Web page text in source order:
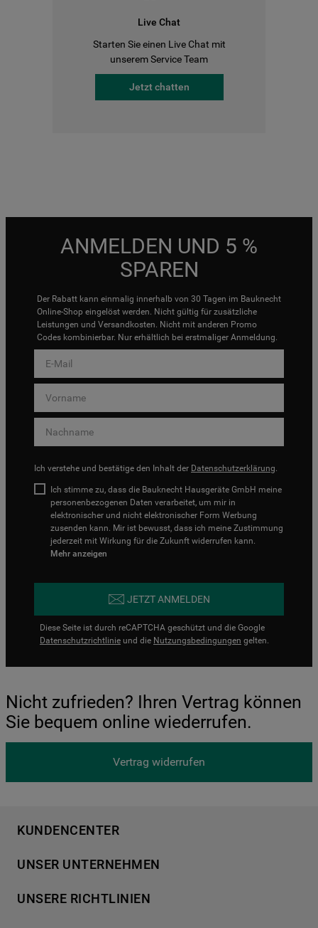
Live Chat
Starten Sie einen Live Chat mit
unserem Service Team
Jetzt chatten
ANMELDEN UND 5 %
SPAREN
Der Rabatt kann einmalig innerhalb von 30 Tagen im Bauknecht
Online-Shop eingelöst werden. Nicht gültig für zusätzliche
Leistungen und Versandkosten. Nicht mit anderen Promo
Codes kombinierbar. Nur erhältlich bei erstmaliger Anmeldung.
Ich verstehe und bestätige den Inhalt der Datenschutzerklärung.
Ich stimme zu, dass die Bauknecht Hausgeräte GmbH meine
personenbezogenen Daten verarbeitet, um mir in
elektronischer und nicht elektronischer Form Werbung
zusenden kann. Mir ist bewusst, dass ich meine Zustimmung
jederzeit mit Wirkung für die Zukunft widerrufen kann.
Mehr anzeigen
JETZT ANMELDEN
Diese Seite ist durch reCAPTCHA geschützt und die Google
Datenschutzrichtlinie und die Nutzungsbedingungen gelten.
Nicht zufrieden? Ihren Vertrag können
Sie bequem online wiederrufen.
Vertrag widerrufen
KUNDENCENTER
Händlersuche
Häufige Fragen
UNSER UNTERNEHMEN
Für Händler
UNSERE RICHTLINIEN